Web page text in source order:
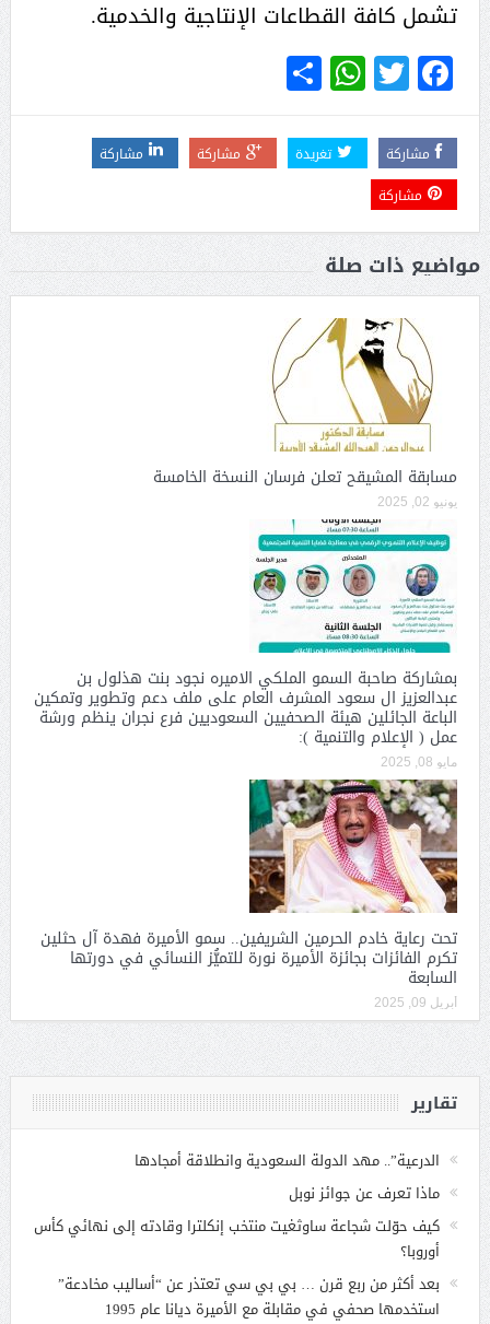
تشمل كافة القطاعات الإنتاجية والخدمية.
Facebook
Twitter
WhatsApp
Share
مشاركة تغريدة مشاركة
مشاركة
مشاركة
مواضيع ذات صلة
مسابقة المشيقح تعلن فرسان النسخة الخامسة
يونيو 02, 2025
بمشاركة صاحبة السمو الملكي الاميره نجود بنت هذلول بن
عبدالعزيز ال سعود المشرف العام على ملف دعم وتطوير وتمكين
الباعة الجائلين هيئة الصحفيين السعوديين فرع نجران ينظم ورشة
عمل ( الإعلام والتنمية ):
مايو 08, 2025
تحت رعاية خادم الحرمين الشريفين.. سمو الأميرة فهدة آل حثلين
تكرم الفائزات بجائزة الأميرة نورة للتميُّز النسائي في دورتها
السابعة
أبريل 09, 2025
تقارير
الدرعية”.. مهد الدولة السعودية وانطلاقة أمجادها
ماذا تعرف عن جوائز نوبل
كيف حوّلت شجاعة ساوثغيت منتخب إنكلترا وقادته إلى نهائي كأس
أوروبا؟
بعد أكثر من ربع قرن … بي بي سي تعتذر عن “أساليب مخادعة”
استخدمها صحفي في مقابلة مع الأميرة ديانا عام 1995